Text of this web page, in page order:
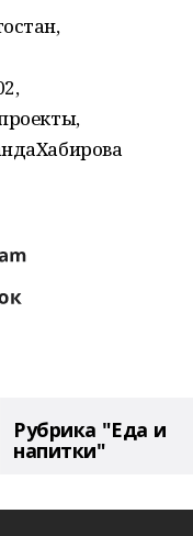
Рубрика "Еда и
напитки"